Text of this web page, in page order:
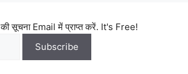
सूचना Email में प्राप्त करें. It's Free!